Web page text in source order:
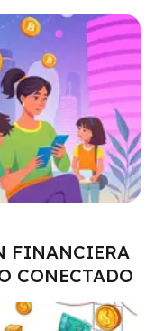
FINANCIERA
CONECTADO